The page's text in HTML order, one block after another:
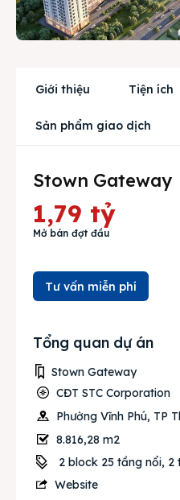
Trang chủ
Mua bán
Cho thuê
Giới thiệu Tiện ích
Sản phẩm giao dịch
Stown Gateway
1,79 tỷ
Mở bán đợt đầu
Tư vấn miễn phí
Tổng quan dự án
Stown Gateway
CĐT STC Corporation
Phường Vĩnh Phú, TP
8.816,28 m2
2 block 25 tầng nổi,
Website